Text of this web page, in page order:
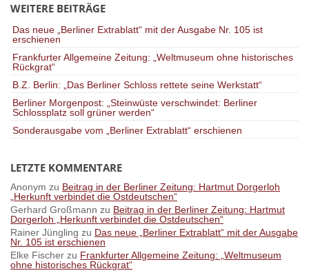
WEITERE BEITRÄGE
Das neue „Berliner Extrablatt“ mit der Ausgabe Nr. 105 ist
erschienen
Frankfurter Allgemeine Zeitung: „Weltmuseum ohne historisches
Rückgrat“
B.Z. Berlin: „Das Berliner Schloss rettete seine Werkstatt“
Berliner Morgenpost: „Steinwüste verschwindet: Berliner
Schlossplatz soll grüner werden“
Sonderausgabe vom „Berliner Extrablatt“ erschienen
LETZTE KOMMENTARE
Anonym zu Beitrag in der Berliner Zeitung: Hartmut Dorgerloh
„Herkunft verbindet die Ostdeutschen“
Gerhard Großmann zu Beitrag in der Berliner Zeitung: Hartmut
Dorgerloh „Herkunft verbindet die Ostdeutschen“
Rainer Jüngling zu Das neue „Berliner Extrablatt“ mit der Ausgabe
Nr. 105 ist erschienen
Elke Fischer zu Frankfurter Allgemeine Zeitung: „Weltmuseum
ohne historisches Rückgrat“